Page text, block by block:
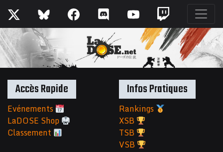
Accès Rapide
Evénements
LaDOSE Shop
Classement
Infos Pratiques
Rankings
XSB
TSB
VSB